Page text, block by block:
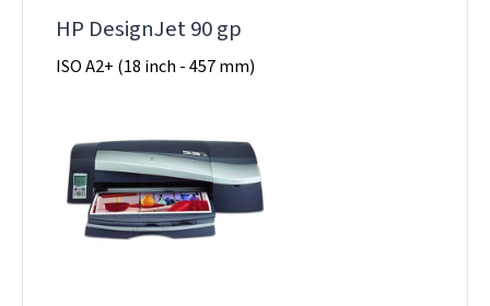
HP DesignJet 90 gp
ISO A2+ (18 inch - 457 mm)